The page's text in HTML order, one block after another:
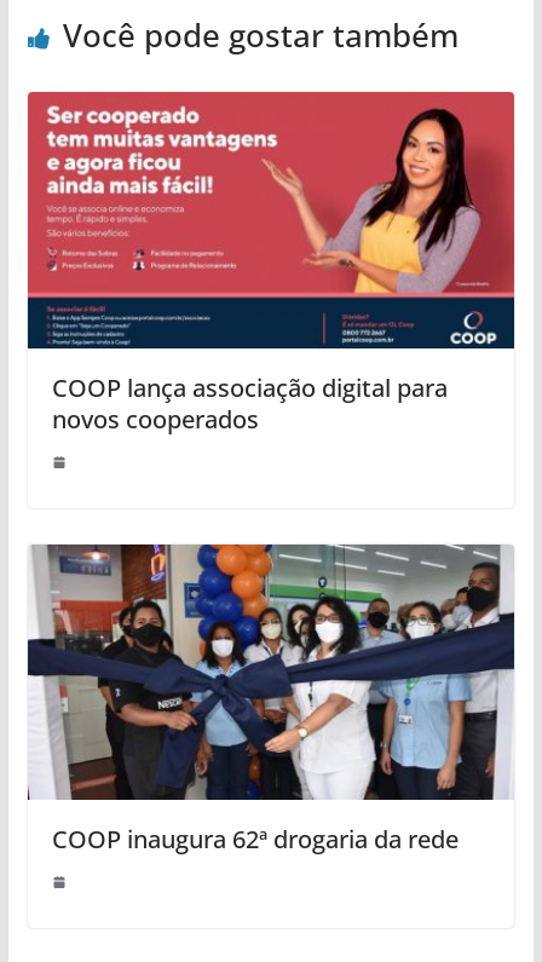
Você pode gostar também
COOP lança associação digital para
novos cooperados
COOP inaugura 62ª drogaria da rede